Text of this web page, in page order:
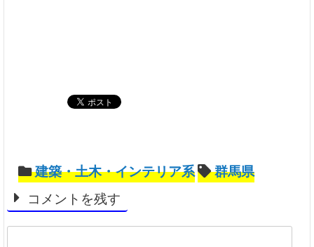
建築・土木・インテリア系
群馬県
コメントを残す